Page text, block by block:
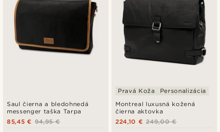
Saul čierna a bledohnedá
messenger taška Tarpa
94,95 €
85,45 €
Montreal luxusná kožená
čierna aktovka
Pravá Koža Personalizácia
249,00 €
224,10 €